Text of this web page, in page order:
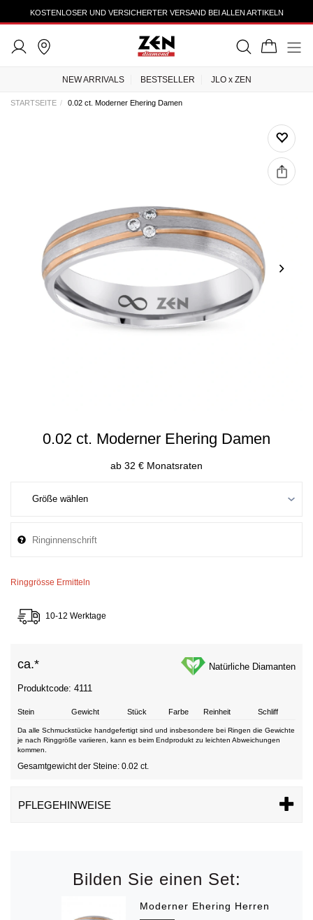
KOSTENLOSER UND VERSICHERTER VERSAND BEI ALLEN ARTIKELN
NEW ARRIVALS BESTSELLER JLO x ZEN
STARTSEITE 0.02 ct. Moderner Ehering Damen
0.02 ct. Moderner Ehering Damen
ab 32 € Monatsraten
Ringgrösse Ermitteln
10-12 Werktage
ca.* Natürliche Diamanten
Produktcode: 4111
Stein Gewicht Stück Farbe Reinheit Schliff
Da alle Schmuckstücke handgefertigt sind und insbesondere bei Ringen die Gewichte
je nach Ringgröße variieren, kann es beim Endprodukt zu leichten Abweichungen
kommen.
Gesamtgewicht der Steine: 0.02 ct.
PFLEGEHINWEISE
Bilden Sie einen Set:
Moderner Ehering Herren